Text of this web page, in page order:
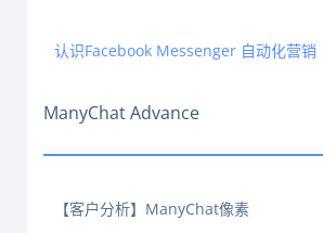
认识Facebook Messenger 自动化营销
ManyChat Advance
【客户分析】ManyChat像素